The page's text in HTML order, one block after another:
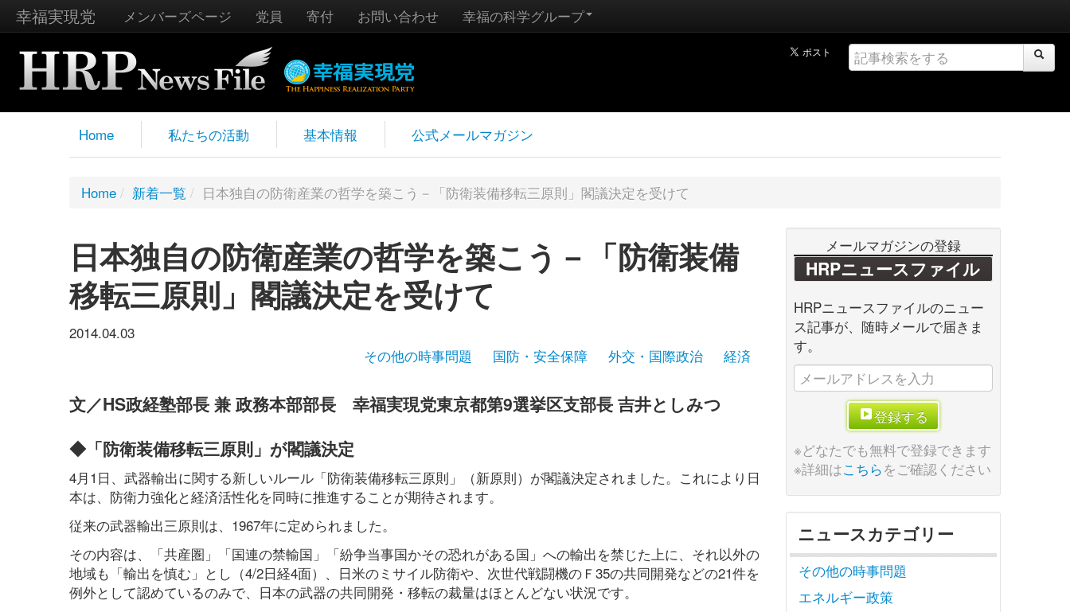
幸福実現党 メンバーズページ 党員 寄付 お問い合わせ 幸福の科学グループ
Home 私たちの活動 基本情報 公式メールマガジン
Home / 新着一覧 / 日本独自の防衛産業の哲学を築こう－「防衛装備移転三原則」閣議決定を受けて
日本独自の防衛産業の哲学を築こう－「防衛装備
移転三原則」閣議決定を受けて
2014.04.03
その他の時事問題
国防・安全保障 外交・国際政治 経済
文／HS政経塾部長 兼 政務本部部長 幸福実現党東京都第9選挙区支部長 吉井としみつ
◆「防衛装備移転三原則」が閣議決定
4月1日、武器輸出に関する新しいルール「防衛装備移転三原則」（新原則）が閣議決定されました。これにより日
本は、防衛力強化と経済活性化を同時に推進することが期待されます。
従来の武器輸出三原則は、1967年に定められました。
その内容は、「共産圏」「国連の禁輸国」「紛争当事国かその恐れがある国」への輸出を禁じた上に、それ以外の
地域も「輸出を慎む」とし（4/2日経4面）、日米のミサイル防衛や、次世代戦闘機のＦ35の共同開発などの21件を
例外として認めているのみで、日本の武器の共同開発・移転の裁量はほとんどない状況です。
メールマガジンの登録
HRPニュースファイル
HRPニュースファイルのニュー
ス記事が、随時メールで届きま
す。
登録する
※どなたでも無料で登録できます
※詳細はこちらをご確認ください
ニュースカテゴリー
その他の時事問題
エネルギー政策